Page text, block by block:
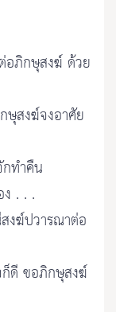
อภิกษุสงฆ์ ด้วย
ษุสงฆ์จงอาศัย
ทำคืน
. . .
งฆ์ปวารณาต่อ
ก็ดี ขอภิกษุสงฆ์